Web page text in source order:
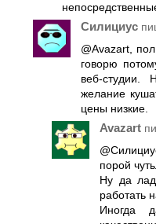
Силициус
@Avazart,
говорю
веб-студии.
желание
цены низкие.
Avazart
порой
Ну да
работать
Иногда